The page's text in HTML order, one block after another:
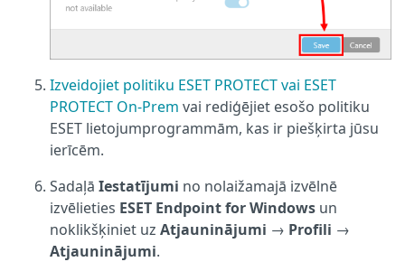
Izveidojiet politiku ESET PROTECT vai ESET
PROTECT On-Prem vai rediģējiet esošo politiku
ESET lietojumprogrammām, kas ir piešķirta jūsu
ierīcēm.
Sadaļā Iestatījumi no nolaižamajā izvēlnē
izvēlieties ESET Endpoint for Windows un
noklikšķiniet uz Atjauninājumi → Profili →
Atjauninājumi.